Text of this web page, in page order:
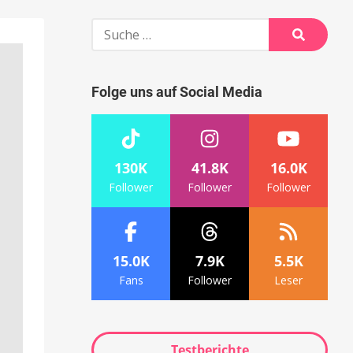
Suche
Suche
Folge uns auf Social Media
130K
Follower
41.8K
Follower
16.0K
Follower
15.0K
Fans
7.9K
Follower
5.5K
Leser